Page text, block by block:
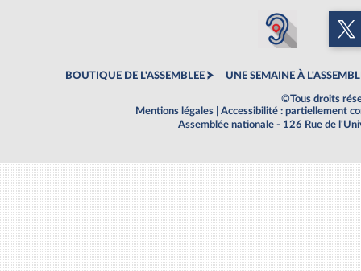
BOUTIQUE DE L'ASSEMBLEE UNE SEMAINE À
©Tous droits
Mentions légales
Accessibilité : partiellement
Assemblée nationale - 126 Rue de